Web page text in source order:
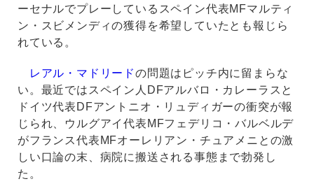
ーセナルでプレーしているスペイン代表MFマルティ
ン・スビメンディの獲得を希望していたとも報じら
れている。
レアル・マドリードの問題はピッチ内に留まらな
い。最近ではスペイン人DFアルバロ・カレーラスと
ドイツ代表DFアントニオ・リュディガーの衝突が報
じられ、ウルグアイ代表MFフェデリコ・バルベルデ
がフランス代表MFオーレリアン・チュアメニとの激
しい口論の末、病院に搬送される事態まで勃発し
た。